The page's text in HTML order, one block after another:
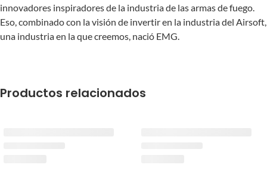
innovadores inspiradores de la industria de las armas de fuego.
Eso, combinado con la visión de invertir en la industria del Airsoft,
una industria en la que creemos, nació EMG.
Productos relacionados